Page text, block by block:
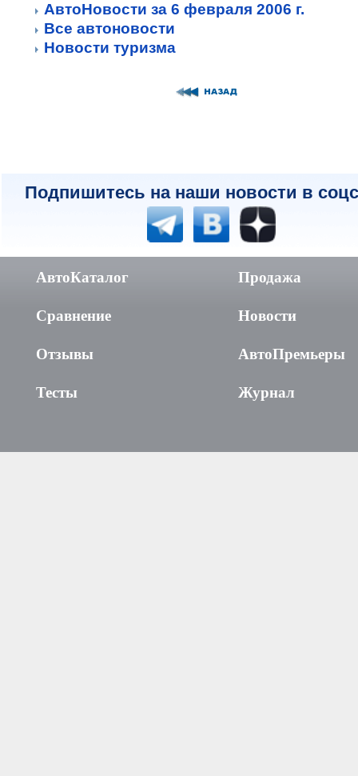
АвтоНовости за 6 февраля 2006 г.
Все автоновости
Новости туризма
Подпишитесь на наши новости в
АвтоКаталог
Сравнение
Отзывы
Тесты
Продажа
Новости
АвтоПремьеры
Журнал